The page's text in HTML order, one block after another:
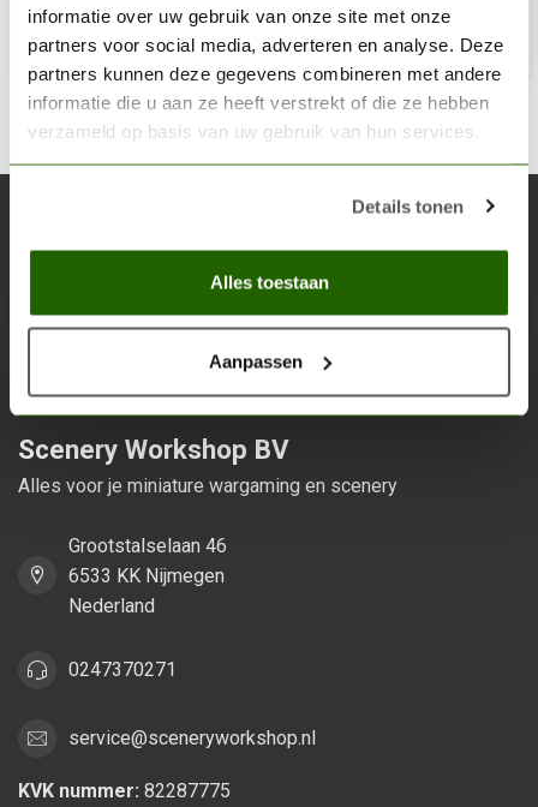
informatie over uw gebruik van onze site met onze
partners voor social media, adverteren en analyse. Deze
partners kunnen deze gegevens combineren met andere
informatie die u aan ze heeft verstrekt of die ze hebben
verzameld op basis van uw gebruik van hun services.
Details tonen
Alles toestaan
Aanpassen
Blijf op de hoogte over onze laatste acties
Scenery Workshop BV
Alles voor je miniature wargaming en scenery
Grootstalselaan 46
6533 KK Nijmegen
Nederland
0247370271
service@sceneryworkshop.nl
KVK nummer: 82287775